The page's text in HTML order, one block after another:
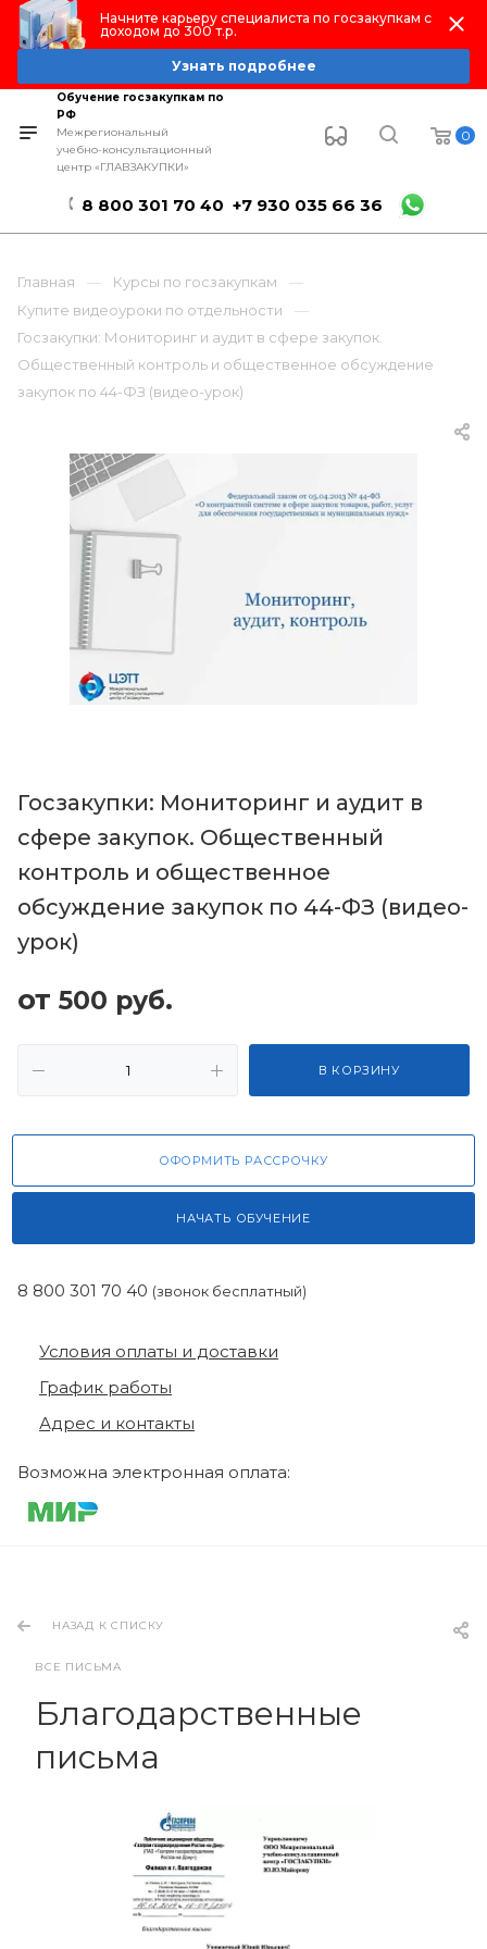
Начните карьеру специалиста по госзакупкам с
доходом до 300 т.р.
Узнать подробнее
Обучение госзакупкам по
РФ
Межрегиональный
учебно-консультационный
центр «ГЛАВЗАКУПКИ»
0
8 800 301 70 40 +7 930 035 66 36
Главная
Курсы по госзакупкам
Купите видеоуроки по отдельности
Госзакупки: Мониторинг и аудит в сфере закупок.
Общественный контроль и общественное обсуждение
закупок по 44-ФЗ (видео-урок)
Госзакупки: Мониторинг и аудит в
сфере закупок. Общественный
контроль и общественное
обсуждение закупок по 44-ФЗ (видео-
урок)
от 500 руб.
В КОРЗИНУ
ОФОРМИТЬ РАССРОЧКУ
НАЧАТЬ ОБУЧЕНИЕ
8 800 301 70 40 (звонок бесплатный)
Условия оплаты и доставки
График работы
Адрес и контакты
Возможна электронная оплата:
НАЗАД К СПИСКУ
ВСЕ ПИСЬМА
Благодарственные
письма